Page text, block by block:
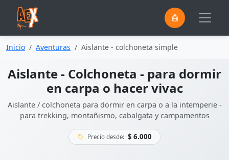
Inicio Aventuras Aislante - colchoneta simple
Aislante - Colchoneta - para dormir
en carpa o hacer vivac
Aislante / colchoneta para dormir en carpa o a la intemperie -
para trekking, montañismo, cabalgata y campamentos
Precio desde: $ 6.000